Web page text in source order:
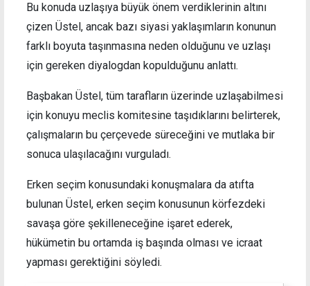
Bu konuda uzlaşıya büyük önem verdiklerinin altını
çizen Üstel, ancak bazı siyasi yaklaşımların konunun
farklı boyuta taşınmasına neden olduğunu ve uzlaşı
için gereken diyalogdan kopulduğunu anlattı.
Başbakan Üstel, tüm tarafların üzerinde uzlaşabilmesi
için konuyu meclis komitesine taşıdıklarını belirterek,
çalışmaların bu çerçevede süreceğini ve mutlaka bir
sonuca ulaşılacağını vurguladı.
Erken seçim konusundaki konuşmalara da atıfta
bulunan Üstel, erken seçim konusunun körfezdeki
savaşa göre şekilleneceğine işaret ederek,
hükümetin bu ortamda iş başında olması ve icraat
yapması gerektiğini söyledi.